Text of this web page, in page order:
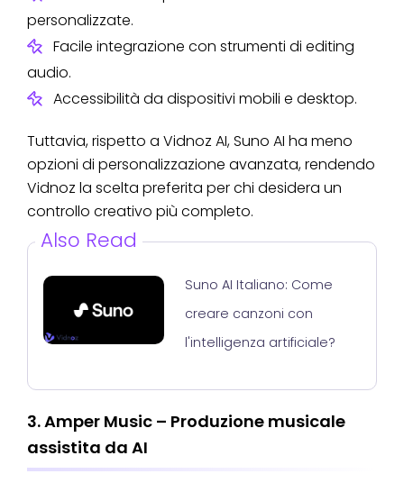
personalizzate.
Facile integrazione con strumenti di editing
audio.
Accessibilità da dispositivi mobili e desktop.
Tuttavia, rispetto a Vidnoz AI, Suno AI ha meno
opzioni di personalizzazione avanzata, rendendo
Vidnoz la scelta preferita per chi desidera un
controllo creativo più completo.
Also Read
Suno AI Italiano: Come
creare canzoni con
l'intelligenza artificiale?
3. Amper Music – Produzione musicale
assistita da AI